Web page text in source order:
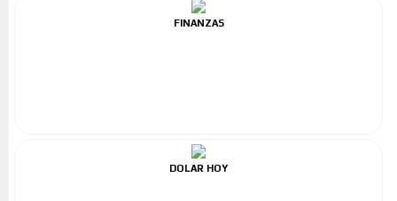
FINANZAS
DOLAR HOY